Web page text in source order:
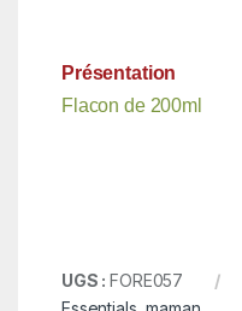
Présentation
Flacon de 200ml
UGS :FORE057